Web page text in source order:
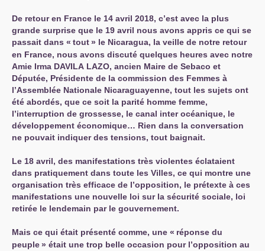
De retour en France le 14 avril 2018, c’est avec la plus
grande surprise que le 19 avril nous avons appris ce qui se
passait dans « tout» le Nicaragua, la veille de notre retour
en France, nous avons discuté quelques heures avec notre
Amie Irma DAVILA LAZO, ancien Maire de Sebaco et
Députée, Présidente de la commission des Femmes à
l’Assemblée Nationale Nicaraguayenne, tout les sujets ont
été abordés, que ce soit la parité homme femme,
l’interruption de grossesse, le canal inter océanique, le
développement économique… Rien dans la conversation
ne pouvait indiquer des tensions, tout baignait.
Le 18 avril, des manifestations très violentes éclataient
dans pratiquement dans toute les Villes, ce qui montre une
organisation très efficace de l’opposition, le prétexte à ces
manifestations une nouvelle loi sur la sécurité sociale, loi
retirée le lendemain par le gouvernement.
Mais ce qui était présenté comme, une « réponse du
peuple» était une trop belle occasion pour l’opposition au